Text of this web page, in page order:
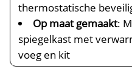
thermostatische
Op maat gemaakt:
spiegelkast met
voeg en kit